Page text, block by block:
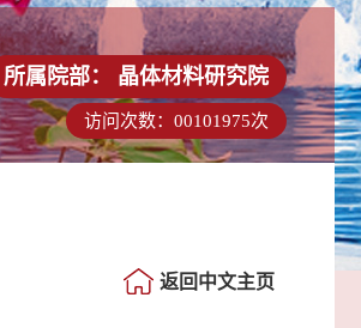
所属院部： 晶体材料研究院
访问次数： 00101975次
返回中文主页